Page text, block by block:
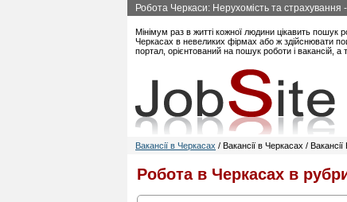
Робота Черкаси: Нерухомість та страхування
Мінімум раз в житті кожної людини цікавить пошук
Черкасах в невеликих фірмах або ж здійснювати
портал, орієнтований на пошук роботи і вакансій,
Вакансії в Черкасах / Вакансії в Черкасах /
Робота в Черкасах в